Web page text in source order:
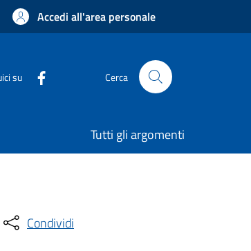
Accedi all'area personale
su Cerca
Tutti gli argomenti
Condividi